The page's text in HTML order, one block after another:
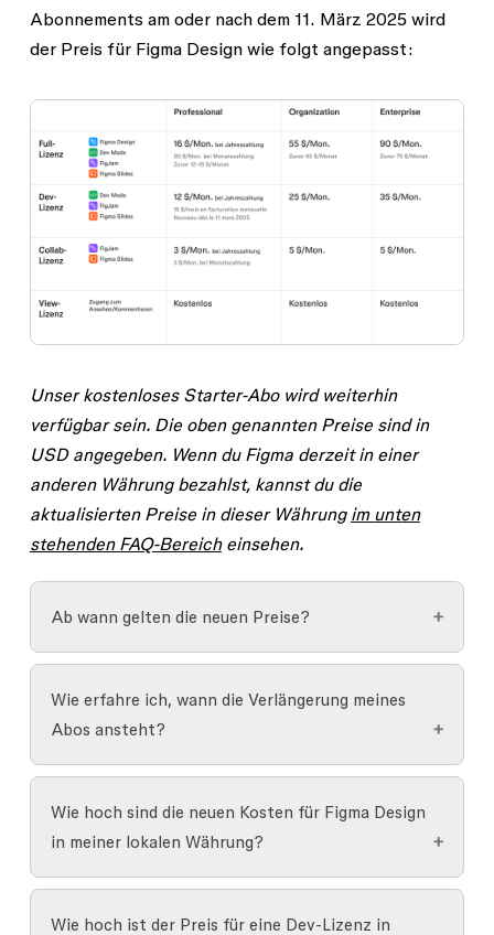
Abonnements am oder nach dem 11. März 2025 wird
der Preis für Figma Design wie folgt angepasst:
Unser kostenloses Starter-Abo wird weiterhin
verfügbar sein. Die oben genannten Preise sind in
USD angegeben. Wenn du Figma derzeit in einer
anderen Währung bezahlst, kannst du die
aktualisierten Preise in dieser Währung im unten
stehenden FAQ-Bereicheinsehen.
Ab wann gelten die neuen Preise?
Abonnementverlängerung am oder nach dem 11.
März 2025 in Kraft, sofern in deinen Admin-
Einstellungen nichts anderes angegeben ist.
Beispiel: Wenn dein jährliches Abo am 15.
Oktober 2025 erneuert wird, tritt die
Preisanpassung an diesem Datum in Kraft.
Wie erfahre ich, wann die Verlängerung meines
Abos ansteht?
dein Jahresabonnement begonnen hat oder
verlängert wurde:
Wie hoch sind die neuen Kosten für Figma Design
in meiner lokalen Währung?
Wie hoch ist der Preis für eine Dev-Lizenz in